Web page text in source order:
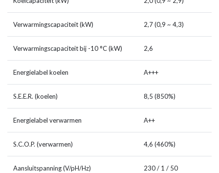
Verwarmingscapaciteit (kW) 2,7 (0,9 ~ 4,3)
Verwarmingscapaciteit bij -10 °C (kW) 2,6
Energielabel koelen A+++
S.E.E.R. (koelen) 8,5 (850%)
Energielabel verwarmen A++
S.C.O.P. (verwarmen) 4,6 (460%)
Aansluitspanning (V/pH/Hz) 230 / 1 / 50